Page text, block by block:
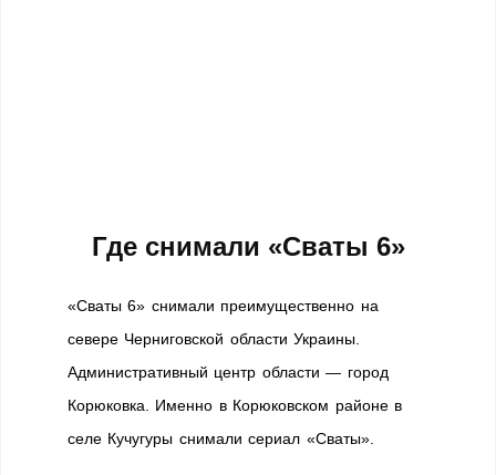
Где снимали «Сваты 6»
«Сваты 6» снимали преимущественно на
севере Черниговской области Украины.
Административный центр области — город
Корюковка. Именно в Корюковском районе в
селе Кучугуры снимали сериал «Сваты».